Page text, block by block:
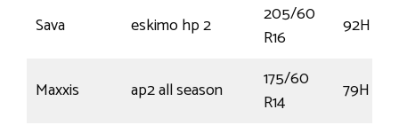
Sava eskimo hp 2
205/60
R16
92H
Maxxis ap2 all season
175/60
R14
79H